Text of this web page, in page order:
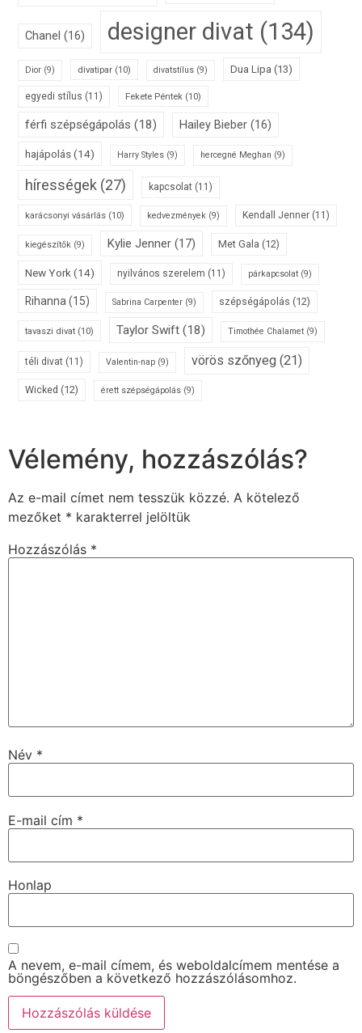
Chanel (16) designer divat (134)
Dior (9) divatipar (10) divatstílus (9) Dua Lipa (13)
egyedi stílus (11) Fekete Péntek (10)
férfi szépségápolás (18) Hailey Bieber (16)
hajápolás(14) Harry Styles (9) hercegné Meghan (9)
hírességek (27) kapcsolat (11)
karácsonyi vásárlás (10) kedvezmények (9) Kendall Jenner (11)
kiegészítők (9) Kylie Jenner (17) Met Gala (12)
New York (14) nyilvános szerelem (11) párkapcsolat (9)
Rihanna (15) Sabrina Carpenter (9) szépségápolás (12)
tavaszi divat (10) Taylor Swift (18) Timothée Chalamet (9)
téli divat (11) Valentin-nap (9) vörös szőnyeg (21)
Wicked (12) érett szépségápolás (9)
Vélemény, hozzászólás?
Az e-mail címet nem tesszük közzé. A kötelező
mezőket * karakterrel jelöltük
Hozzászólás *
Név *
E-mail cím *
Honlap
A nevem, e-mail címem, és weboldalcímem mentése a
böngészőben a következő hozzászólásomhoz.